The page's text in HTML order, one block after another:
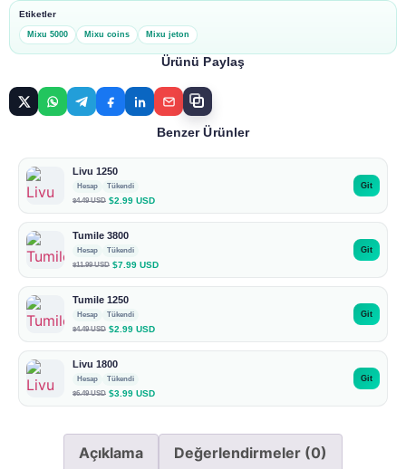
Etiketler
Mixu 5000 Mixu coins Mixu jeton
Ürünü Paylaş
Benzer Ürünler
Livu 1250
Hesap
Tükendi
$4.49 USD $2.99 USD
Git
Tumile 3800
Hesap
Tükendi
$11.99 USD $7.99 USD
Git
Tumile 1250
Hesap
Tükendi
$4.49 USD $2.99 USD
Git
Livu 1800
Hesap
Tükendi
$6.49 USD $3.99 USD
Git
Açıklama Değerlendirmeler (0)